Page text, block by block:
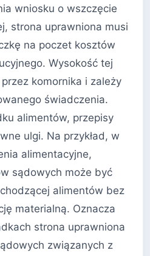
wniosku o wszczęcie
strona uprawniona musi
na poczet kosztów
Wysokość tej
komornika i zależy
świadczenia.
alimentów, przepisy
ulgi. Na przykład, w
alimentacyjne,
sądowych może być
alimentów bez
materialną. Oznacza
strona uprawniona
związanych z